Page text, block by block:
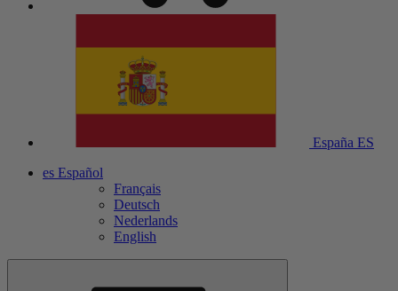
España ES
es Español
Français
Deutsch
Nederlands
English